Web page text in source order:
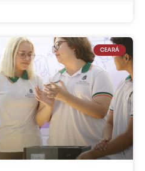
CEARÁ